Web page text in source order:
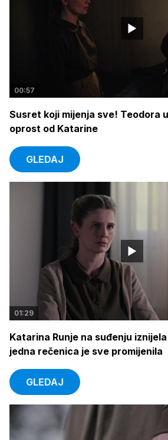
00:57
Susret koji mijenja sve! Teodora
oprost od Katarine
GLEDAJ
01:29
Katarina Runje na suđenju
jedna rečenica je sve promijenila
GLEDAJ